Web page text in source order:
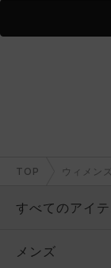
TOP ウィメン
すべてのアイテ
メンズ
メンズ